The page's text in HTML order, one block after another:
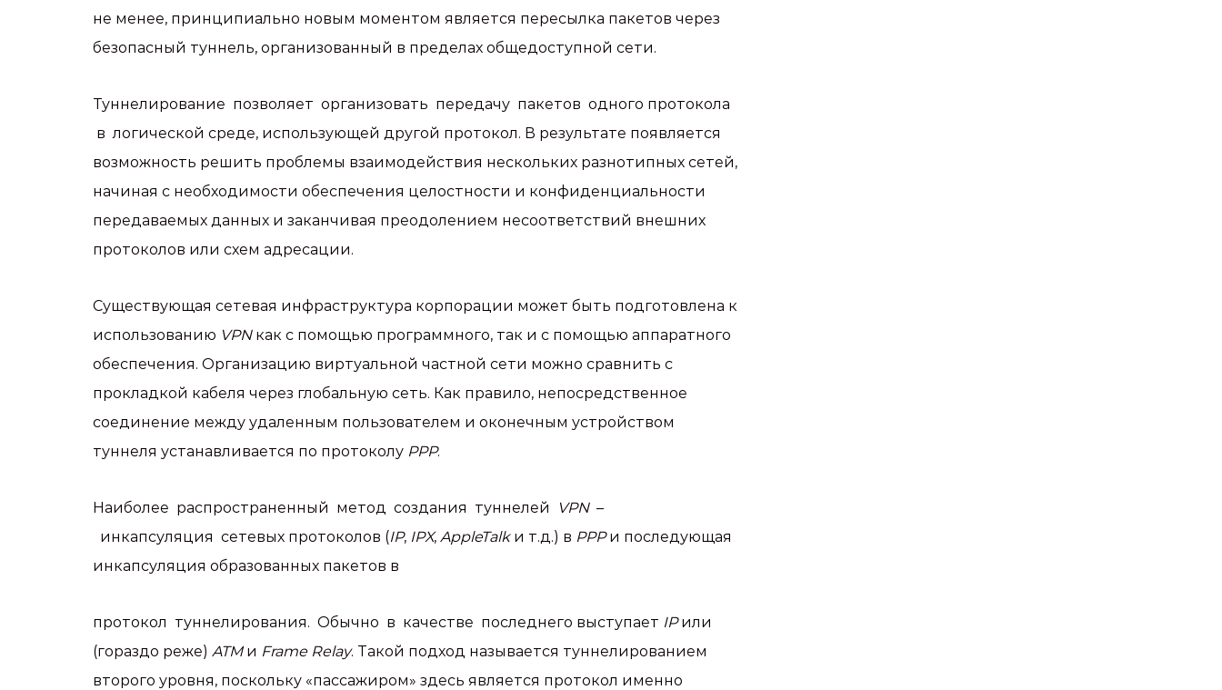
не менее, принципиально новым моментом является пересылка пакетов через
безопасный туннель, организованный в пределах общедоступной сети.
Туннелирование позволяет организовать передачу пакетов одного протокола
в логической среде, использующей другой протокол. В результате появляется
возможность решить проблемы взаимодействия нескольких разнотипных сетей,
начиная с необходимости обеспечения целостности и конфиденциальности
передаваемых данных и заканчивая преодолением несоответствий внешних
протоколов или схем адресации.
Существующая сетевая инфраструктура корпорации может быть подготовлена к
использованию VPN как с помощью программного, так и с помощью аппаратного
обеспечения. Организацию виртуальной частной сети можно сравнить с
прокладкой кабеля через глобальную сеть. Как правило, непосредственное
соединение между удаленным пользователем и оконечным устройством
туннеля устанавливается по протоколу PPP.
Наиболее распространенный метод создания туннелей VPN –
инкапсуляция сетевых протоколов (IP, IPX, AppleTalk и т.д.) в PPPи последующая
инкапсуляция образованных пакетов в
протокол туннелирования. Обычно в качестве последнего выступает IPили
(гораздо реже) ATM и Frame Relay. Такой подход называется туннелированием
второго уровня, поскольку «пассажиром» здесь является протокол именно